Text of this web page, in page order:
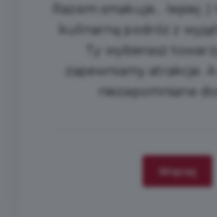
Razem smakuje... lepiej
kulinarną podróż z
Ty wybierasz
zapewniamy atrakcje. A
niezapomniane
Więcej